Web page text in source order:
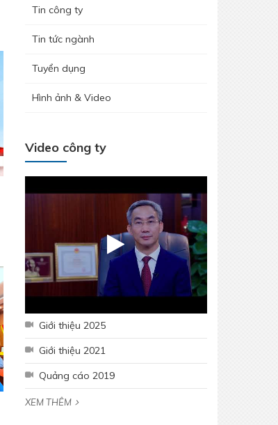
Tin công ty
Tin tức ngành
Tuyển dụng
Hình ảnh & Video
Video công ty
Giới thiệu 2025
Giới thiệu 2021
Quảng cáo 2019
XEM THÊM
Hưởng ứng tháng công nhân 2026 -
người lao động
THÉP MIỀN NAM /V/ chính thức trở lại
thị trường Nha Trang - Khánh Hòa
Lễ kết nạp Đảng viên mới – Chi bộ Kỹ
Thuật – Chất Lượng